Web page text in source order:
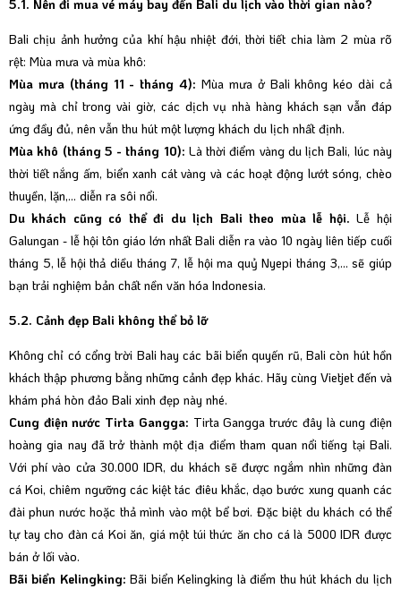
5.1. Nên đi mua vé máy bay đến Bali du lịch vào thời gian nào?
Bali chịu ảnh hưởng của khí hậu nhiệt đới, thời tiết chia làm 2 mùa rõ
rệt: Mùa mưa và mùa khô:
Mùa mưa (tháng 11 - tháng 4): Mùa mưa ở Bali không kéo dài cả
ngày mà chỉ trong vài giờ, các dịch vụ nhà hàng khách sạn vẫn đáp
ứng đầy đủ, nên vẫn thu hút một lượng khách du lịch nhất định.
Mùa khô (tháng 5 - tháng 10): Là thời điểm vàng du lịch Bali, lúc này
thời tiết nắng ấm, biển xanh cát vàng và các hoạt động lướt sóng, chèo
thuyền, lặn,... diễn ra sôi nổi.
Du khách cũng có thể đi du lịch Bali theo mùa lễ hội. Lễ hội
Galungan - lễ hội tôn giáo lớn nhất Bali diễn ra vào 10 ngày liên tiếp cuối
tháng 5, lễ hội thả diều tháng 7, lễ hội ma quỷ Nyepi tháng 3,... sẽ giúp
bạn trải nghiệm bản chất nền văn hóa Indonesia.
5.2. Cảnh đẹp Bali không thể bỏ lỡ
Không chỉ có cổng trời Bali hay các bãi biển quyến rũ, Bali còn hút hồn
khách thập phương bằng những cảnh đẹp khác. Hãy cùng Vietjet đến và
khám phá hòn đảo Bali xinh đẹp này nhé.
Cung điện nước Tirta Gangga: Tirta Gangga trước đây là cung điện
hoàng gia nay đã trở thành một địa điểm tham quan nổi tiếng tại Bali.
Với phí vào cửa 30.000 IDR, du khách sẽ được ngắm nhìn những đàn
cá Koi, chiêm ngưỡng các kiệt tác điêu khắc, dạo bước xung quanh các
đài phun nước hoặc thả mình vào một bể bơi. Đặc biệt du khách có thể
tự tay cho đàn cá Koi ăn, giá một túi thức ăn cho cá là 5000 IDR được
bán ở lối vào.
Bãi biển Kelingking: Bãi biển Kelingking là điểm thu hút khách du lịch